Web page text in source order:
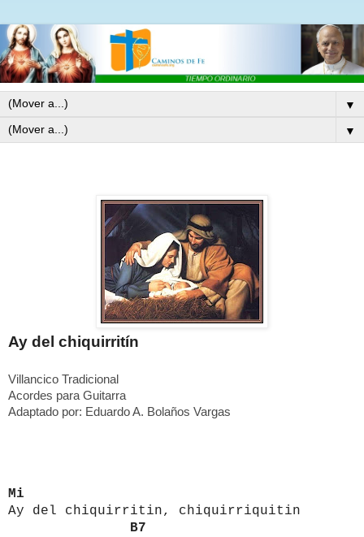
▼
▼
Ay del chiquirritín
Villancico Tradicional
Acordes para Guitarra
Adaptado por: Eduardo A. Bolaños Vargas
Mi
Ay del chiquirritin, chiquirriquitin
B7